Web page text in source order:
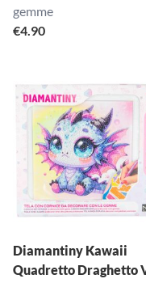
gemme
€4.90
Diamantiny Kawaii
Quadretto Draghetto